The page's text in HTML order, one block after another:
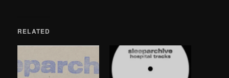
RELATED